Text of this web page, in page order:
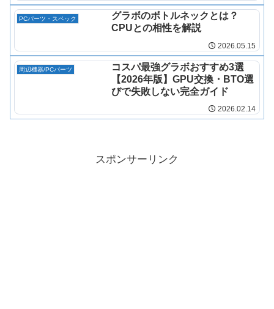
PCパーツ・スペック
グラボのボトルネックとは？
CPUとの相性を解説
2026.05.15
周辺機器/PCパーツ
コスパ最強グラボおすすめ3選
【2026年版】GPU交換・BTO選
びで失敗しない完全ガイド
2026.02.14
スポンサーリンク